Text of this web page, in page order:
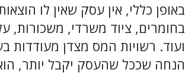
באופן כללי, אין עסק שאין לו
בחומרים, ציוד משרדי, משכורות,
ועוד. רשויות המס מצדן מעודדות
הנחה שככל שהעסק יקבל יותר,